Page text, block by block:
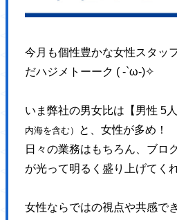
今月も個性豊かな女性スタッ
だハジメトーーク ( -`ω-)✧
いま弊社の男女比は【男性 5人
内海を含む）
と、女性が多め！
日々の業務はもちろん、ブロ
が光って明るく盛り上げてく
女性ならではの視点や共感で
<div id="pageTop">
<svg>
<use xlink:href="https://
</div>
<div id="page"></div>
<div class="container"><!-- container
<header class="header">